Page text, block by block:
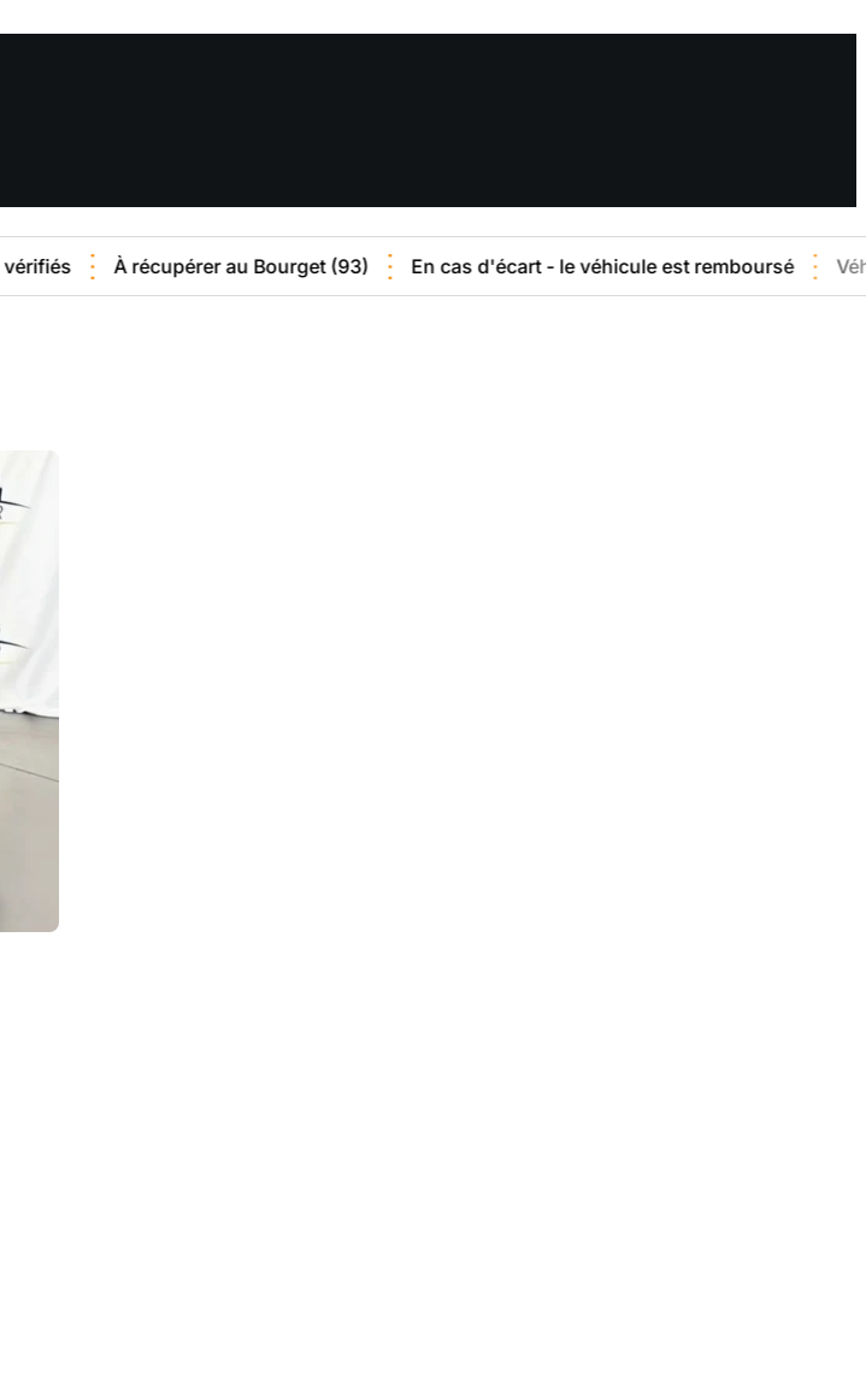
À récupérer au Bourget (93) En cas d'écart - le véhicule est remboursé Véhicule